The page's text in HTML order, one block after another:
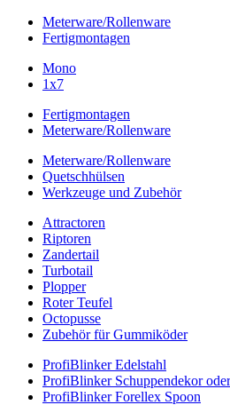
Meterware/Rollenware
Fertigmontagen
Mono
1x7
Fertigmontagen
Meterware/Rollenware
Meterware/Rollenware
Quetschhülsen
Werkzeuge und Zubehör
Attractoren
Riptoren
Zandertail
Turbotail
Plopper
Roter Teufel
Octopusse
Zubehör für Gummiköder
ProfiBlinker Edelstahl
ProfiBlinker Schuppendekor
ProfiBlinker Forellex Spoon